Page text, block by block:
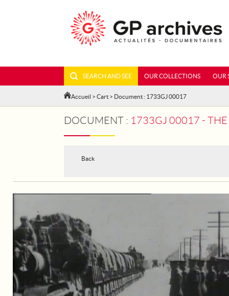
SEARCH AND SEE OUR COLLECTIONS OUR
Accueil > Cart > Document : 1733GJ 00017
DOCUMENT : 1733GJ 00017 - THE
Back